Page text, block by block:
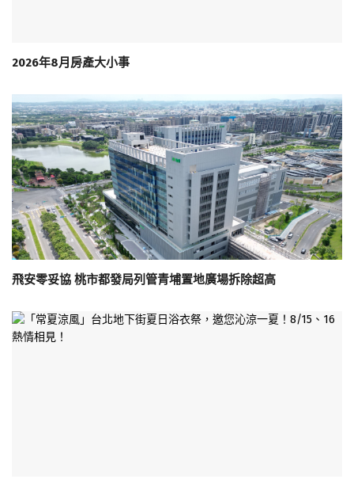
2026年8月房產大小事
飛安零妥協 桃市都發局列管青埔置地廣場拆除超高